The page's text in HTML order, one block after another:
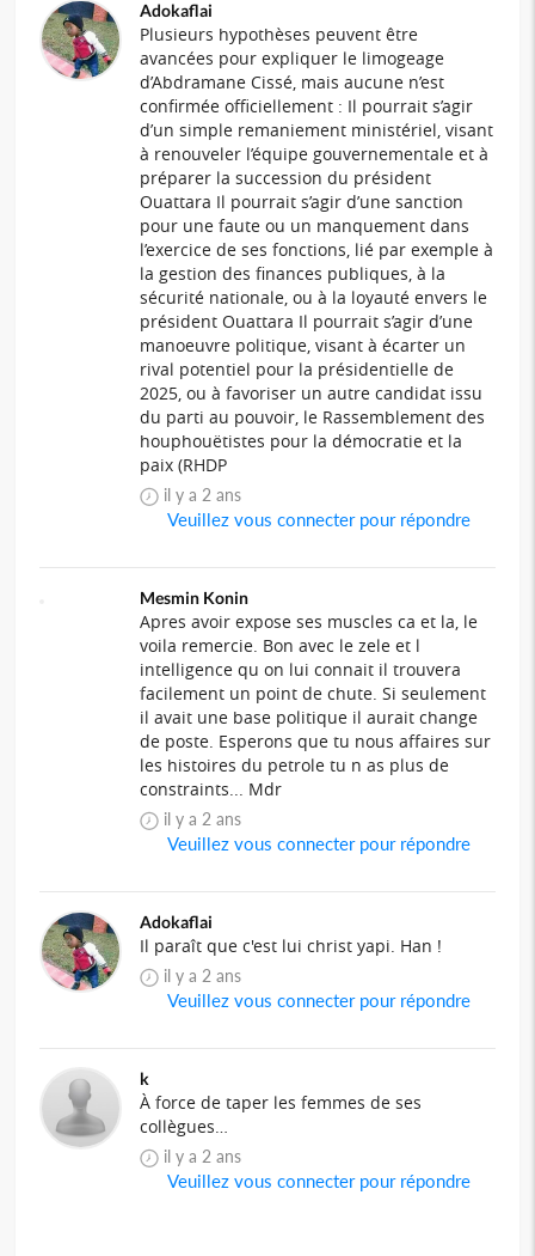
Adokaflai
Plusieurs hypothèses peuvent être
avancées pour expliquer le limogeage
d’Abdramane Cissé, mais aucune n’est
confirmée officiellement : Il pourrait s’agir
d’un simple remaniement ministériel, visant
à renouveler l’équipe gouvernementale et à
préparer la succession du président
Ouattara Il pourrait s’agir d’une sanction
pour une faute ou un manquement dans
l’exercice de ses fonctions, lié par exemple à
la gestion des finances publiques, à la
sécurité nationale, ou à la loyauté envers le
président Ouattara Il pourrait s’agir d’une
manoeuvre politique, visant à écarter un
rival potentiel pour la présidentielle de
2025, ou à favoriser un autre candidat issu
du parti au pouvoir, le Rassemblement des
houphouëtistes pour la démocratie et la
paix (RHDP
il y a 2 ans
Veuillez vous connecter pour répondre
Mesmin Konin
Apres avoir expose ses muscles ca et la, le
voila remercie. Bon avec le zele et l
intelligence qu on lui connait il trouvera
facilement un point de chute. Si seulement
il avait une base politique il aurait change
de poste. Esperons que tu nous affaires sur
les histoires du petrole tu n as plus de
constraints... Mdr
il y a 2 ans
Veuillez vous connecter pour répondre
Adokaflai
Il paraît que c'est lui christ yapi. Han !
il y a 2 ans
Veuillez vous connecter pour répondre
k
À force de taper les femmes de ses
collègues…
il y a 2 ans
Veuillez vous connecter pour répondre